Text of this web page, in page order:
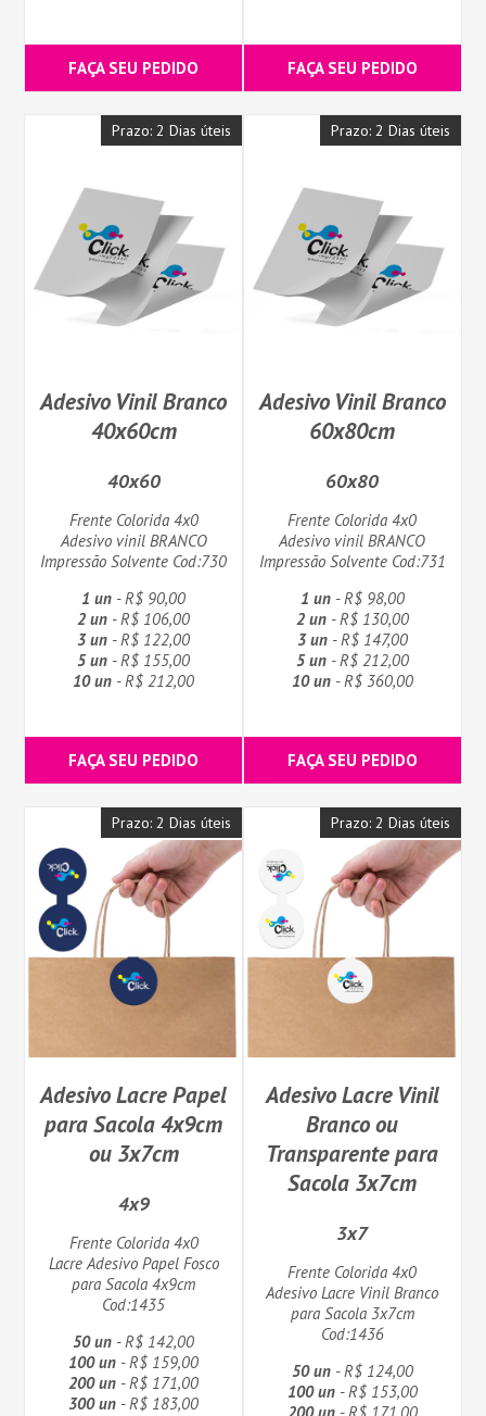
FAÇA SEU PEDIDO FAÇA SEU PEDIDO
Prazo: 2 Dias úteis
Adesivo Vinil Branco
40x60cm
40x60
Frente Colorida 4x0
Adesivo vinil BRANCO
Impressão Solvente Cod:730
1 un - R$ 90,00
2 un - R$ 106,00
3 un - R$ 122,00
5 un - R$ 155,00
10 un - R$ 212,00
FAÇA SEU PEDIDO
Prazo: 2 Dias úteis
Adesivo Vinil Branco
60x80cm
60x80
Frente Colorida 4x0
Adesivo vinil BRANCO
Impressão Solvente Cod:731
1 un- R$ 98,00
2 un- R$ 130,00
3 un- R$ 147,00
5 un- R$ 212,00
10 un- R$ 360,00
FAÇA SEU PEDIDO
Prazo: 2 Dias úteis
Adesivo Lacre Papel
para Sacola 4x9cm
ou 3x7cm
4x9
Frente Colorida 4x0
Lacre Adesivo Papel Fosco
para Sacola 4x9cm
Cod:1435
50 un - R$ 142,00
100 un - R$ 159,00
200 un - R$ 171,00
300 un - R$ 183,00
Prazo: 2 Dias úteis
Adesivo Lacre Vinil
Branco ou
Transparente para
Sacola 3x7cm
3x7
Frente Colorida 4x0
Adesivo Lacre Vinil Branco
para Sacola 3x7cm
Cod:1436
50 un- R$ 124,00
100 un- R$ 153,00